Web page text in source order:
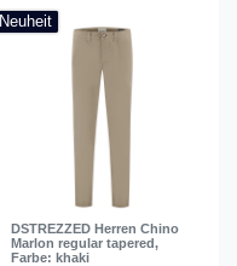
Neuheit
DSTREZZED Herren Chino
Marlon regular tapered,
Farbe: khaki